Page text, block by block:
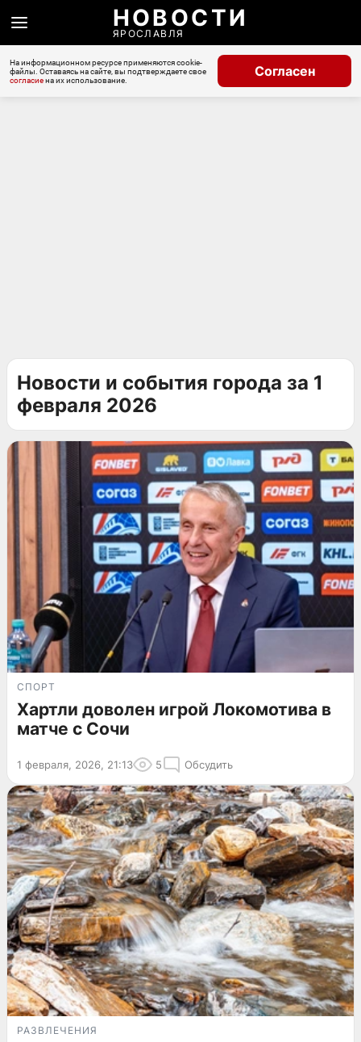
НОВОСТИ
ЯРОСЛАВЛЯ
На информационном ресурсе применяются cookie-
файлы. Оставаясь на сайте, вы подтверждаете свое
согласиена их использование.
Согласен
Новости и события города за 1
февраля 2026
СПОРТ
Хартли доволен игрой Локомотива в
матче с Сочи
1 февраля, 2026, 21:13 5 Обсудить
РАЗВЛЕЧЕНИЯ